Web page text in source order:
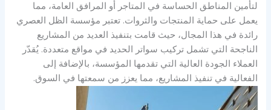
لتأمين المناطق الحساسة في المتاجر أو المرافق العامة، مما
يعمل على حماية المنتجات والثروات. تعتبر مؤسسة الظل العصري
رائدة في هذا المجال، حيث قامت بتنفيذ العديد من المشاريع
الناجحة التي تشمل تركيب سواتر الحديد في مواقع متعددة. يُقدّر
العملاء الجودة العالية التي تقدمها المؤسسة، بالإضافة إلى
الفعالية في تنفيذ المشاريع، مما يعزز من سمعتها في السوق.